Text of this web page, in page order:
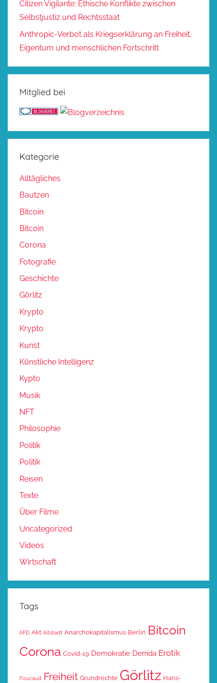
Citizen Vigilante: Ethische Konflikte zwischen
Selbstjustiz und Rechtsstaat
Anthropic-Verbot als Kriegserklärung an Freiheit,
Eigentum und menschlichen Fortschritt
Mitglied bei
Kategorie
Alltägliches
Bautzen
Bitcoin
Bitcoin
Corona
Fotografie
Geschichte
Görlitz
Krypto
Krypto
Kunst
Künstliche Intelligenz
Kypto
Musik
NFT
Philosophie
Politik
Politik
Reisen
Texte
Über Filme
Uncategorized
Videos
Wirtschaft
Tags
AFD Akt Altstadt Anarchokapitalismus Berlin Bitcoin
Corona Covid-19 Demokratie Derrida Erotik
Foucault Freiheit Grundrechte Görlitz Hans-